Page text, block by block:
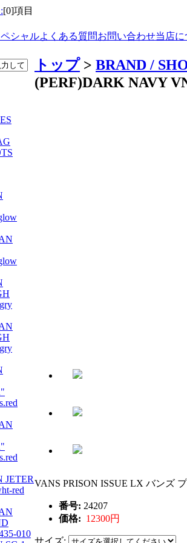
[0]項目
シャルよくある質問お問い合わせ当店に
JETER
red
トップ> BRAND /
(PERF)DARK NAVY
VANS PRISON ISSUE LX バンズ
番号: 24207
価格: 12300円
サイズ: